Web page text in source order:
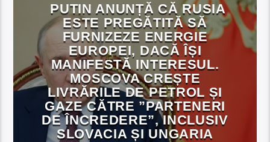
PUTIN ANUNȚĂ CĂ RUSIA
ESTE PREGĂTITĂ SĂ
FURNIZEZE ENERGIE
EUROPEI, DACĂ ÎȘI
MANIFESTĂ INTERESUL.
MOSCOVA CREȘTE
LIVRĂRILE DE PETROL ȘI
GAZE CĂTRE ”PARTENERI
DE ÎNCREDERE”, INCLUSIV
SLOVACIA ȘI UNGARIA